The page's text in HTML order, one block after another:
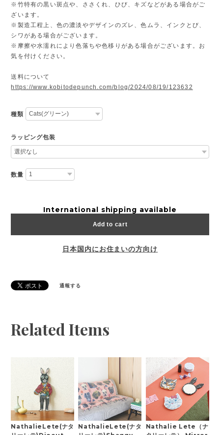
※竹特有の黒い斑点や、ささくれ、ひび、キズなどがある場合がご
ざいます。
※製造工程上、色の濃淡やデザインのズレ、色ムラ、インクとび、
シワがある場合がございます。
※摩擦や水濡れにより色落ちや色移りがある場合がございます。お
気を付けください。
送料について
https://www.kobitodepunch.com/blog/2024/08/19/123632
種類
ラッピング包装
数量
International shipping available
Add to cart
日本国内にお住まいの方向け
通報する
Related Items
NathalieLete(ナタ
NathalieLete(ナタ
Nathalie Lete（ナ